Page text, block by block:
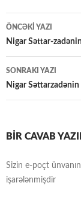
Yazılar
üzrə
naviqasiya
ÖNCƏKI YAZI
Nigar Səttar-zadənin
SONRAKI YAZI
Nigar Səttarzadənin
BIR CAVAB
Sizin e-poçt
işarələnmişdir